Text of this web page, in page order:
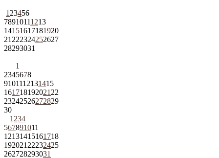
1 23456
78910111213
14151617181920
21 222324252627
28293031
1
2345678
9101112131415
161718192021 22
23242526272829
30
1 234
567891011
12131415161718
192021 22232425
262728293031